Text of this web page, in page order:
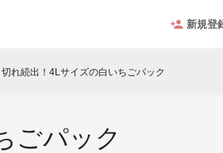
新規登
れ続出！4Lサイズの白いちごパック
ごパック